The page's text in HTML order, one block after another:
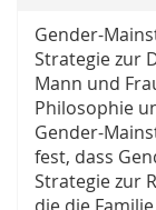
Gender-
Strategie zur
Mann und
Philosophie
Gender-
fest, dass
Strategie zur